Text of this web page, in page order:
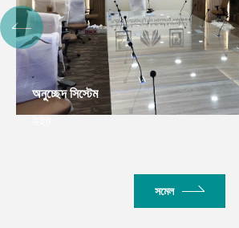
Intel▁লিজেন্টক ফেরনসিস্টেমফোরিয়ার, বিকদিডিয়া
সমেল